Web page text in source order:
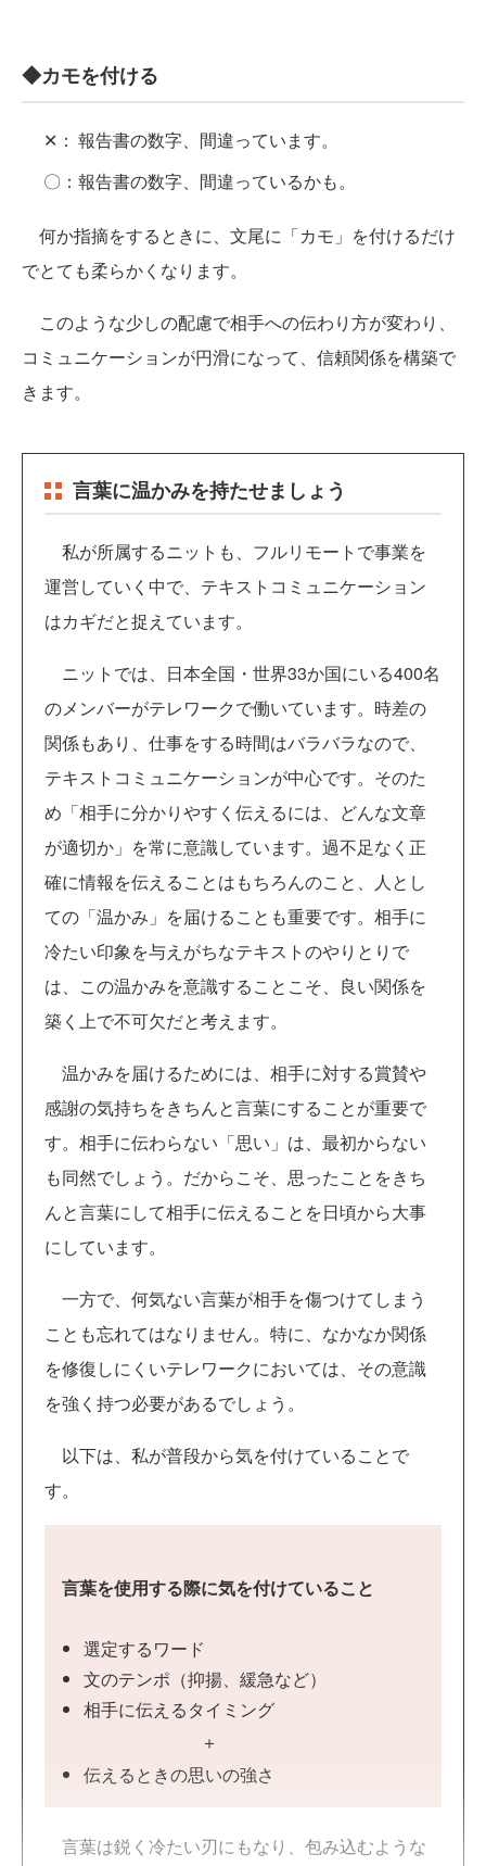
◆カモを付ける
✕： 報告書の数字、間違っています。
〇： 報告書の数字、間違っているかも。
何か指摘をするときに、文尾に「カモ」を付けるだけ
でとても柔らかくなります。
このような少しの配慮で相手への伝わり方が変わり、
コミュニケーションが円滑になって、信頼関係を構築で
きます。
言葉に温かみを持たせましょう
私が所属するニットも、フルリモートで事業を
運営していく中で、テキストコミュニケーション
はカギだと捉えています。
ニットでは、日本全国・世界33か国にいる400名
のメンバーがテレワークで働いています。時差の
関係もあり、仕事をする時間はバラバラなので、
テキストコミュニケーションが中心です。そのた
め「相手に分かりやすく伝えるには、どんな文章
が適切か」を常に意識しています。過不足なく正
確に情報を伝えることはもちろんのこと、人とし
ての「温かみ」を届けることも重要です。相手に
冷たい印象を与えがちなテキストのやりとりで
は、この温かみを意識することこそ、良い関係を
築く上で不可欠だと考えます。
温かみを届けるためには、相手に対する賞賛や
感謝の気持ちをきちんと言葉にすることが重要で
す。相手に伝わらない「思い」は、最初からない
も同然でしょう。だからこそ、思ったことをきち
んと言葉にして相手に伝えることを日頃から大事
にしています。
一方で、何気ない言葉が相手を傷つけてしまう
ことも忘れてはなりません。特に、なかなか関係
を修復しにくいテレワークにおいては、その意識
を強く持つ必要があるでしょう。
以下は、私が普段から気を付けていることで
す。
言葉を使用する際に気を付けていること
選定するワード
文のテンポ（抑揚、緩急など）
相手に伝えるタイミング
＋
伝えるときの思いの強さ
言葉は鋭く冷たい刃にもなり、包み込むような